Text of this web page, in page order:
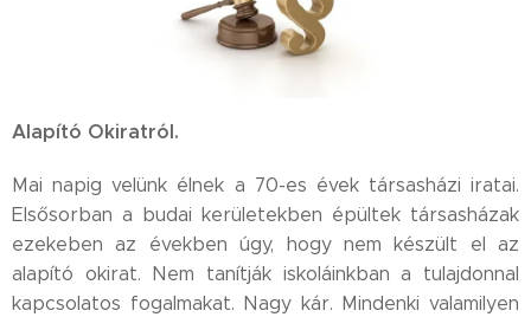
képzett...
Alapító Okiratról.
Mai napig velünk élnek a 70-es évek társasházi iratai.
Elsősorban a budai kerületekben épültek társasházak
ezekeben az években úgy, hogy nem készült el az
alapító okirat. Nem tanítják iskoláinkban a tulajdonnal
kapcsolatos fogalmakat. Nagy kár. Mindenki valamilyen